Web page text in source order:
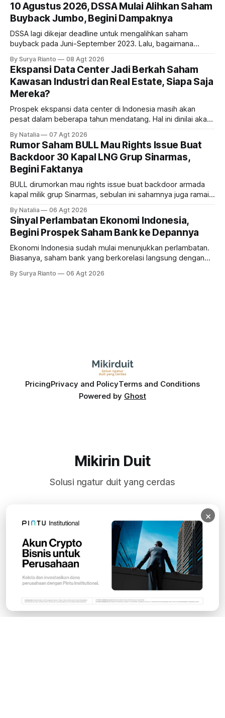
10 Agustus 2026, DSSA Mulai Alihkan Saham
Buyback Jumbo, Begini Dampaknya
DSSA lagi dikejar deadline untuk mengalihkan saham
buyback pada Juni-September 2023. Lalu, bagaimana
By Surya Rianto 08 Agt 2026
Ekspansi Data Center Jadi Berkah Saham
Kawasan Industri dan Real Estate, Siapa Saja
Mereka?
Prospek ekspansi data center di Indonesia masih akan
pesat dalam beberapa tahun mendatang. Hal ini dinilai akan
estate, ada siapa saja mereka?
By Natalia 07 Agt 2026
Rumor Saham BULL Mau Rights Issue Buat
Backdoor 30 Kapal LNG Grup Sinarmas,
Begini Faktanya
BULL dirumorkan mau rights issue buat backdoor armada
kapal milik grup Sinarmas, sebulan ini sahamnya juga ramai
masih menarik dilirik?
By Natalia 06 Agt 2026
Sinyal Perlambatan Ekonomi Indonesia,
Begini Prospek Saham Bank ke Depannya
Ekonomi Indonesia sudah mulai menunjukkan perlambatan.
Biasanya, saham bank yang berkorelasi langsung dengan
bank ke depannya?
By Surya Rianto 06 Agt 2026
PricingPrivacy and PolicyTerms and Conditions
Powered by Ghost
Mikirin Duit
Solusi ngatur duit yang cerdas
Subscribe
×